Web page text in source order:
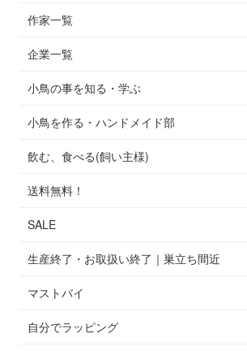
作家一覧
企業一覧
小鳥の事を知る・学ぶ
小鳥を作る・ハンドメイド部
飲む、食べる(飼い主様)
送料無料！
SALE
生産終了・お取扱い終了｜巣立ち間近
マストバイ
自分でラッピング